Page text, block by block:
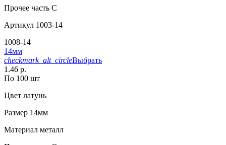
Прочее часть С
Артикул 1003-14
1008-14
14мм
checkmark_alt_circleВыбрать
1.46 р.
По 100 шт
Цвет латунь
Размер 14мм
Материал металл